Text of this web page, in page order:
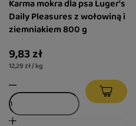
Karma mokra dla psa Luger's
Daily Pleasures z wołowiną i
ziemniakiem 800 g
9,83 zł
12,29 zł / kg